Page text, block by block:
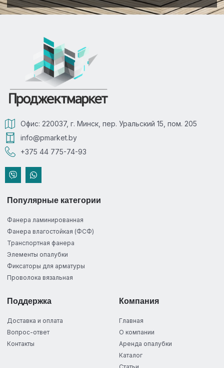
Офис: 220037, г. Минск, пер. Уральский 15, пом. 205
info@pmarket.by
+375 44 775-74-93
Популярные категории
Фанера ламинированная
Фанера влагостойкая (ФСФ)
Транспортная фанера
Элементы опалубки
Фиксаторы для арматуры
Проволока вязальная
Поддержка
Доставка и оплата
Вопрос-ответ
Контакты
Компания
Главная
О компании
Аренда опалубки
Каталог